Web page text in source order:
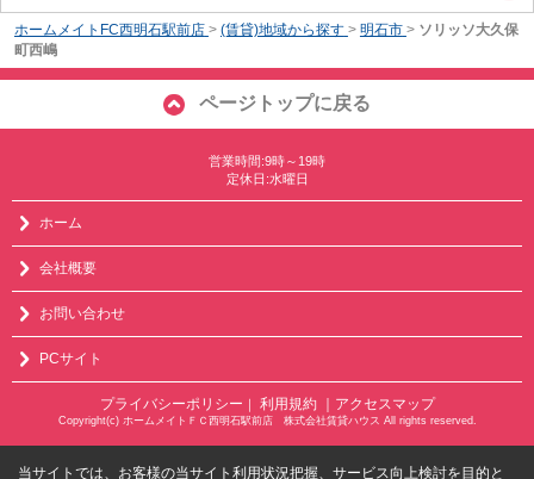
ホームメイトFC西明石駅前店 > (賃貸)地域から探す > 明石市 > ソリッソ大久保
町西嶋
ページトップに戻る
営業時間:9時～19時
定休日:水曜日
ホーム
会社概要
お問い合わせ
PCサイト
プライバシーポリシー 利用規約 ｜アクセスマップ
Copyright(c) ホームメイトＦＣ西明石駅前店 株式会社賃貸ハウス All rights reserved.
当サイトでは、お客様の当サイト利用状況把握、サービス向上検討を目的と